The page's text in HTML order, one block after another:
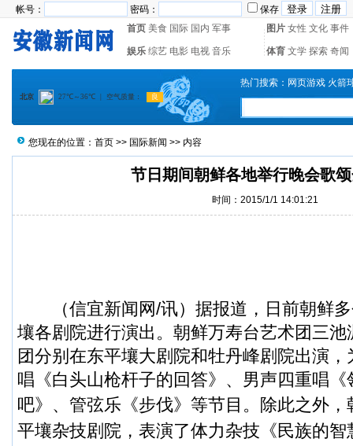
帐号： 密码：
保存
首页 美食 国际 国内 军事 图片 女性 文化 事件
娱乐 综艺 电影 电视 音乐 体育 文学 探索 奇闻
热门搜索： 网页游戏 火箭
您现在的位置： 首页 >> 国际新闻 >> 内容
节日期间朝鲜各地举行晚会歌
时间：2015/1/1 14:01:21
（信宜新闻 网/讯）据报道，日前朝鲜
壤各剧院进行演出。朝鲜万寿台艺术团三
团分别在东平壤大剧院和牡丹峰剧院出演
唱《白头山枪杆子的回答》、男声四重唱
吧》、管弦乐《步伐》等节目。 除此之外
平壤杂技剧院，表演了体力杂技《民族的